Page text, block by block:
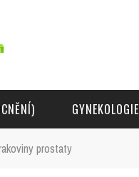
GYNEKOLOGIE
prostaty